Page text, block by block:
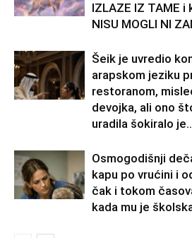
IZLAZE IZ TAME i
NISU MOGLI NI
Šeik je uvredio
arapskom jeziku
restoranom,
devojka, ali ono
uradila šokiralo
Osmogodišnji
kapu po vrućini i
čak i tokom
kada mu je